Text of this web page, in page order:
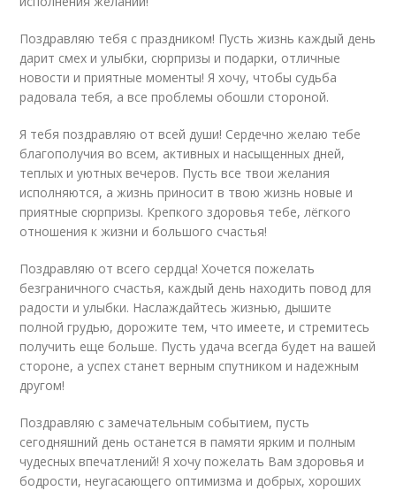
Поздравляю тебя с праздником! Пусть жизнь каждый день
дарит смех и улыбки, сюрпризы и подарки, отличные
новости и приятные моменты! Я хочу, чтобы судьба
радовала тебя, а все проблемы обошли стороной.
Я тебя поздравляю от всей души! Сердечно желаю тебе
благополучия во всем, активных и насыщенных дней,
теплых и уютных вечеров. Пусть все твои желания
исполняются, а жизнь приносит в твою жизнь новые и
приятные сюрпризы. Крепкого здоровья тебе, лёгкого
отношения к жизни и большого счастья!
Поздравляю от всего сердца! Хочется пожелать
безграничного счастья, каждый день находить повод для
радости и улыбки. Наслаждайтесь жизнью, дышите
полной грудью, дорожите тем, что имеете, и стремитесь
получить еще больше. Пусть удача всегда будет на вашей
стороне, а успех станет верным спутником и надежным
другом!
Поздравляю с замечательным событием, пусть
сегодняшний день останется в памяти ярким и полным
чудесных впечатлений! Я хочу пожелать Вам здоровья и
бодрости, неугасающего оптимизма и добрых, хороших